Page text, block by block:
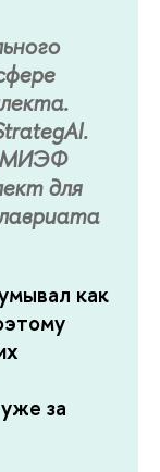
МИЭФ
для
как
за